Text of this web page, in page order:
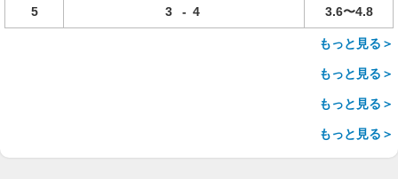
5 3 - 4 3.6〜4.8
もっと見る＞
もっと見る＞
もっと見る＞
もっと見る＞